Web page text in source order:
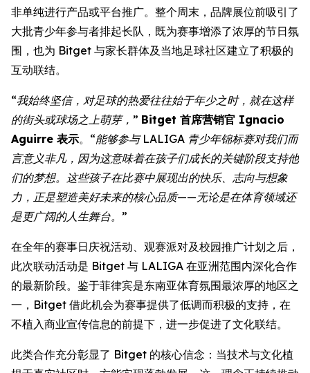
非单纯进行产品或平台推广。整个周末，品牌展位前吸引了
大批青少年参与者排起长队，既为赛事增添了浓厚的节日氛
围，也为 Bitget 与家长群体及当地足球社区建立了积极的
互动联结。
“我始终坚信，对足球的热爱往往始于年少之时，就在这样
的街头或球场之上萌芽，” Bitget 首席营销官 Ignacio
Aguirre 表示。 “能够参与 LALIGA 青少年锦标赛对我们而
言意义非凡，因为这意味着在孩子们成长的关键阶段支持他
们的梦想。这些孩子在比赛中展现出的快乐、志向与想象
力，正是塑造美好未来的核心品质——无论是在体育领域还
是更广阔的人生舞台。”
在全年的赛事日庆祝活动、观赛派对及校园推广计划之后，
此次联动活动是 Bitget 与 LALIGA 在亚洲范围内深化合作
的最新阶段。鉴于菲律宾是东南亚体育氛围最浓厚的地区之
一，Bitget 借此机会为赛事提供了低调而积极的支持，在
不植入商业宣传信息的前提下，进一步促进了文化联结。
此类合作充分彰显了 Bitget 的核心信念：当技术与文化植